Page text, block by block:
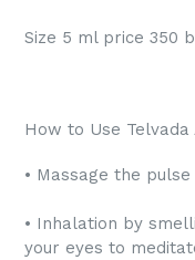
Size 5 ml price 350
How to Use
• Massage the
• Inhalation by
your eyes to